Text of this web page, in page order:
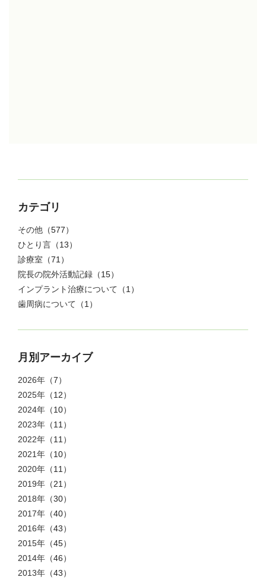
カテゴリ
その他 （577）
ひとり言 （13）
診療室 （71）
院長の院外活動記録 （15）
インプラント治療について （1）
歯周病について （1）
月別アーカイブ
2026年 （7）
2025年 （12）
2024年 （10）
2023年 （11）
2022年 （11）
2021年 （10）
2020年 （11）
2019年 （21）
2018年 （30）
2017年 （40）
2016年 （43）
2015年 （45）
2014年 （46）
2013年 （43）